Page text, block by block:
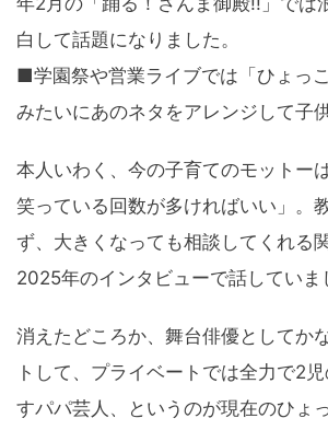
白して話題になりました。
■学園祭や営業ライブでは「ひょっ
みたいにあのネタをアレンジして子
本人いわく、今の子育てのモットー
笑っている回数が多ければいい」。
ず、大きくなっても相談してくれる
2025年のインタビューで話していま
消えたどころか、舞台俳優としてか
トして、プライベートでは全力で2
すパパ芸人、というのが現在のひょ